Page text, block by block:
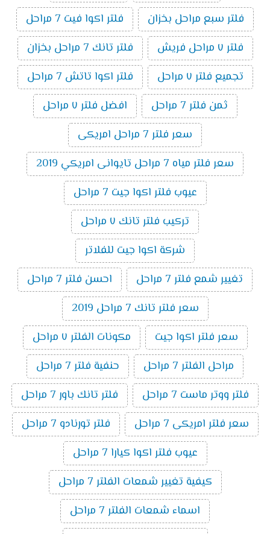
فلتر سبع مراحل بخزان
فلتر اكوا فيت 7 مراحل
فلتر ٧ مراحل فريش
فلتر تانك 7 مراحل بخزان
تجميع فلتر ٧ مراحل
فلتر اكوا تاتش 7 مراحل
ثمن فلتر 7 مراحل
افضل فلتر ٧ مراحل
سعر فلتر 7 مراحل امريكى
سعر فلتر مياه 7 مراحل تايوانى امريكي 2019
عيوب فلتر اكوا جيت 7 مراحل
تركيب فلتر تانك ٧ مراحل
شركة اكوا جيت للفلاتر
تغيير شمع فلتر 7 مراحل
احسن فلتر 7 مراحل
سعر فلتر تانك 7 مراحل 2019
سعر فلتر اكوا جيت
مكونات الفلتر ٧ مراحل
مراحل الفلتر 7 مراحل
حنفية فلتر 7 مراحل
فلتر ووتر ماست 7 مراحل
فلتر تانك باور 7 مراحل
سعر فلتر امريكى 7 مراحل
فلتر تورنادو 7 مراحل
عيوب فلتر اكوا كيارا 7 مراحل
كيفية تغيير شمعات الفلتر 7 مراحل
اسماء شمعات الفلتر 7 مراحل